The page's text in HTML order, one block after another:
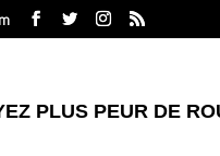
PLUS PEUR DE